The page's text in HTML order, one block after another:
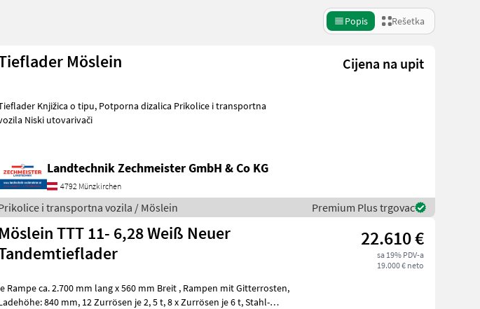
Popis Rešetka
Möslein Cijena na upit
Knjižica o tipu, Potporna dizalica Prikolice i transportna
Niski utovarivači
Landtechnik Zechmeister GmbH & Co KG
4792 Münzkirchen
i transportna vozila / Möslein Premium Plus trgovac
Möslein TTT 11- 6,28 Weiß Neuer
22.610 €
sa 19% PDV-a
19.000 € neto
Rampe ca. 2.700 mm lang x 560 mm Breit , Rampen mit Gitterrosten,
840 mm, 12 Zurrösen je 2, 5 t, 8 x Zurrösen je 6 t, Stahl-